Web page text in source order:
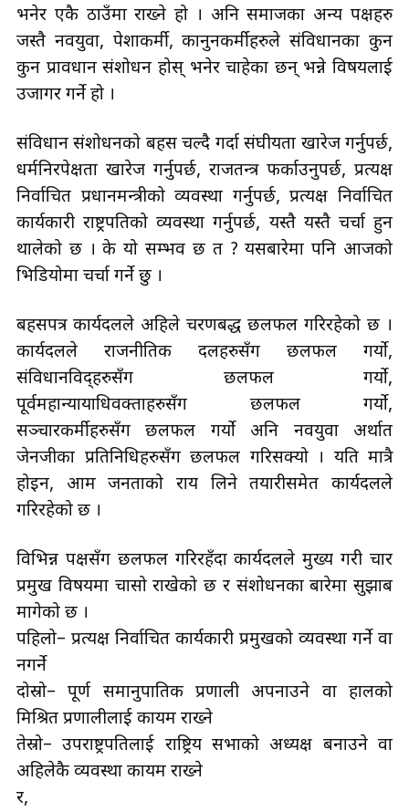
भनेर एकै ठाउँमा राख्ने हो । अनि समाजका अन्य पक्षहरु
जस्तै नवयुवा, पेशाकर्मी, कानुनकर्मीहरुले संविधानका कुन
कुन प्रावधान संशोधन होस् भनेर चाहेका छन् भन्ने विषयलाई
उजागर गर्ने हो ।
संविधान संशोधनको बहस चल्दै गर्दा संघीयता खारेज गर्नुपर्छ,
धर्मनिरपेक्षता खारेज गर्नुपर्छ, राजतन्त्र फर्काउनुपर्छ, प्रत्यक्ष
निर्वाचित प्रधानमन्त्रीको व्यवस्था गर्नुपर्छ, प्रत्यक्ष निर्वाचित
कार्यकारी राष्ट्रपतिको व्यवस्था गर्नुपर्छ, यस्तै यस्तै चर्चा हुन
थालेको छ । के यो सम्भव छ त ? यसबारेमा पनि आजको
भिडियोमा चर्चा गर्ने छु ।
बहसपत्र कार्यदलले अहिले चरणबद्ध छलफल गरिरहेको छ ।
कार्यदलले राजनीतिक दलहरुसँग छलफल गर्यो,
संविधानविद्हरुसँग छलफल गर्यो,
पूर्वमहान्यायाधिवक्ताहरुसँग छलफल गर्यो,
सञ्चारकर्मीहरुसँग छलफल गर्यो अनि नवयुवा अर्थात
जेनजीका प्रतिनिधिहरुसँग छलफल गरिसक्यो । यति मात्रै
होइन, आम जनताको राय लिने तयारीसमेत कार्यदलले
गरिरहेको छ ।
विभिन्न पक्षसँग छलफल गरिरहँदा कार्यदलले मुख्य गरी चार
प्रमुख विषयमा चासो राखेको छ र संशोधनका बारेमा सुझाब
मागेको छ ।
पहिलो– प्रत्यक्ष निर्वाचित कार्यकारी प्रमुखको व्यवस्था गर्ने वा
नगर्ने
दोस्रो– पूर्ण समानुपातिक प्रणाली अपनाउने वा हालको
मिश्रित प्रणालीलाई कायम राख्ने
तेस्रो– उपराष्ट्रपतिलाई राष्ट्रिय सभाको अध्यक्ष बनाउने वा
अहिलेकै व्यवस्था कायम राख्ने
र,